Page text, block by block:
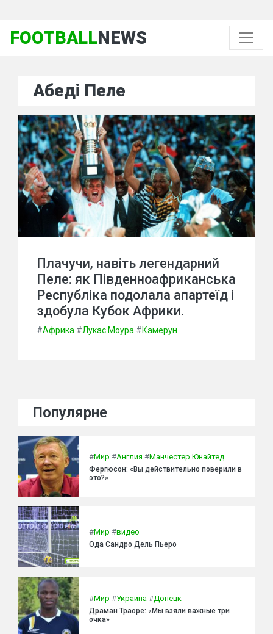
FOOTBALLNEWS
Абеді Пеле
Плачучи, навіть легендарний
Пеле: як Південноафриканська
Республіка подолала апартеїд і
здобула Кубок Африки.
#Африка #Лукас Моура #Камерун
Популярне
#Мир #Англия #Манчестер Юнайтед
Фергюсон: «Вы действительно поверили в
это?»
#Мир #видео
Ода Сандро Дель Пьеро
#Мир #Украина #Донецк
Драман Траоре: «Мы взяли важные три
очка»